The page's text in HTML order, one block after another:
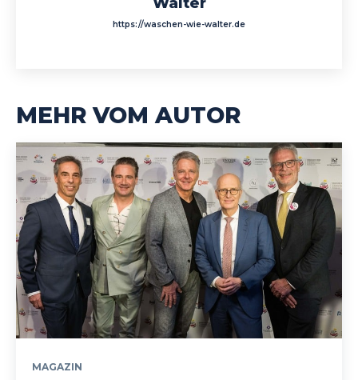
https://waschen-wie-walter.de
MEHR VOM AUTOR
MAGAZIN